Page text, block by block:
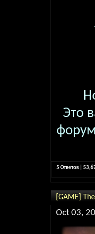
Это
5 Ответов |
[GAME]
Oct 03,